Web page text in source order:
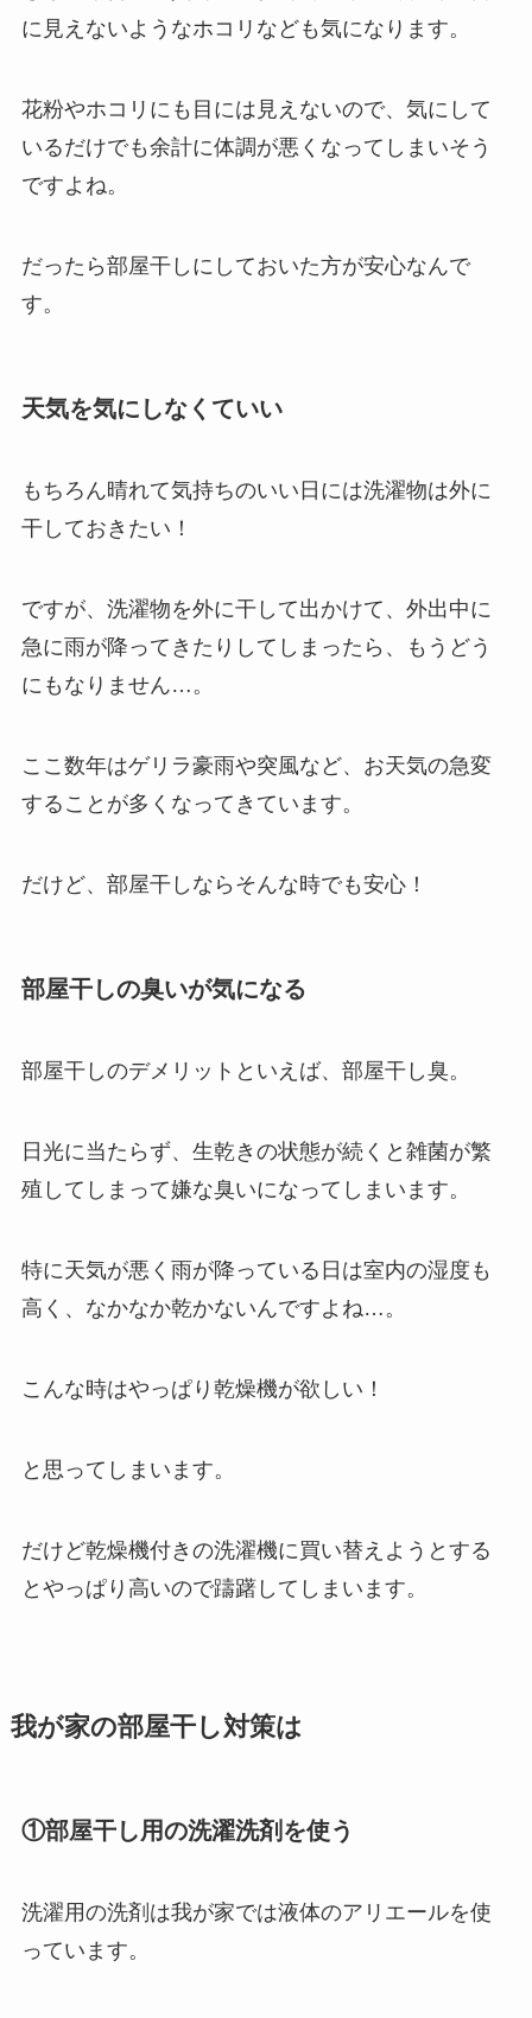
に見えないようなホコリなども気になります。
花粉やホコリにも目には見えないので、気にして
いるだけでも余計に体調が悪くなってしまいそう
ですよね。
だったら部屋干しにしておいた方が安心なんで
す。
天気を気にしなくていい
もちろん晴れて気持ちのいい日には洗濯物は外に
干しておきたい！
ですが、洗濯物を外に干して出かけて、外出中に
急に雨が降ってきたりしてしまったら、もうどう
にもなりません…。
ここ数年はゲリラ豪雨や突風など、お天気の急変
することが多くなってきています。
だけど、部屋干しならそんな時でも安心！
部屋干しの臭いが気になる
部屋干しのデメリットといえば、部屋干し臭。
日光に当たらず、生乾きの状態が続くと雑菌が繁
殖してしまって嫌な臭いになってしまいます。
特に天気が悪く雨が降っている日は室内の湿度も
高く、なかなか乾かないんですよね…。
こんな時はやっぱり乾燥機が欲しい！
と思ってしまいます。
だけど乾燥機付きの洗濯機に買い替えようとする
とやっぱり高いので躊躇してしまいます。
我が家の部屋干し対策は
①部屋干し用の洗濯洗剤を使う
洗濯用の洗剤は我が家では液体のアリエールを使
っています。